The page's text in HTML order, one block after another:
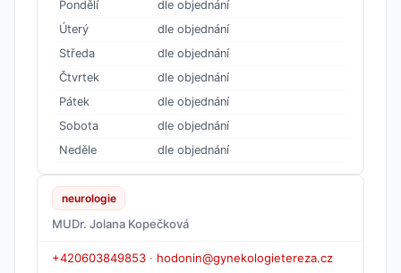
Pondělí
dle objednání
Úterý
dle objednání
Středa
dle objednání
Čtvrtek
dle objednání
Pátek
dle objednání
Sobota
dle objednání
Neděle
dle objednání
neurologie
MUDr. Jolana Kopečková
+420603849853 · hodonin@gynekologietereza.cz